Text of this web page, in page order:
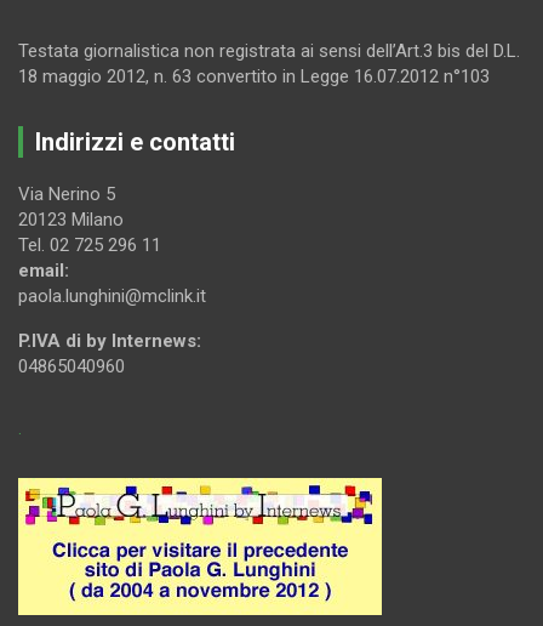
Testata giornalistica non registrata ai sensi dell’Art.3 bis del D.L.
18 maggio 2012, n. 63 convertito in Legge 16.07.2012 n°103
Indirizzi e contatti
Via Nerino 5
20123 Milano
Tel. 02 725 296 11
email:
paola.lunghini@mclink.it
P.IVA di by Internews:
04865040960
.